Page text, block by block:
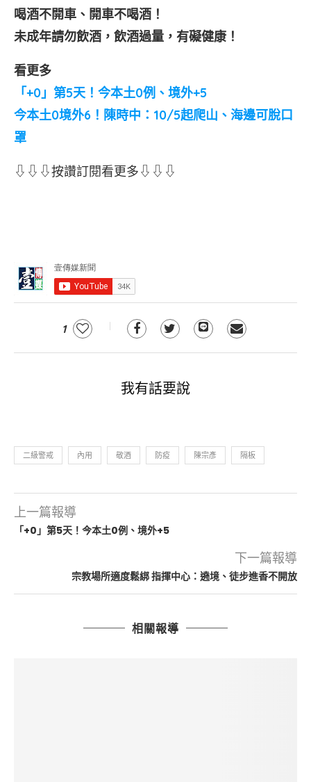
喝酒不開車、開車不喝酒！
未成年請勿飲酒，飲酒過量，有礙健康！
看更多
「+0」第5天！今本土0例、境外+5
今本土0境外6！陳時中：10/5起爬山、海邊可脫口
罩
⇩⇩⇩按讚訂閱看更多⇩⇩⇩
1
我有話要說
二級警戒 內用 敬酒 防疫 陳宗彥 隔板
上一篇報導
「+0」第5天！今本土0例、境外+5
下一篇報導
宗教場所適度鬆綁 指揮中心：遶境、徒步進香不開放
相關報導